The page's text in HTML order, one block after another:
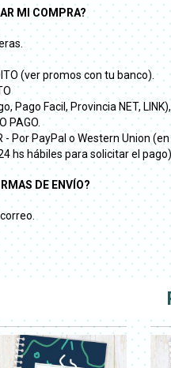
MI COMPRA?
(ver promos con tu banco).
Pago Facil, Provincia NET,
PAGO.
- Por PayPal o Western Union
hs hábiles para solicitar el pago).
DE ENVÍO?